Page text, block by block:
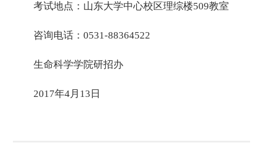
考试地点：山东大学中心校区理综楼509教室
咨询电话：0531-88364522
生命科学学院研招办
2017年4月13日